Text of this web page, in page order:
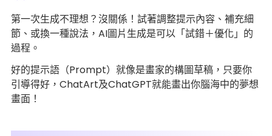
第一次生成不理想？沒關係！試著調整提示內容、補充細
節、或換一種說法，AI圖片生成是可以「試錯＋優化」的
過程。
好的提示語（Prompt）就像是畫家的構圖草稿，只要你
引導得好，ChatArt及ChatGPT就能畫出你腦海中的夢想
畫面！